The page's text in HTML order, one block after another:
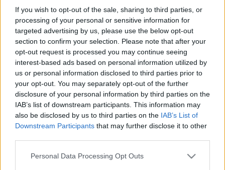
If you wish to opt-out of the sale, sharing to third parties, or
processing of your personal or sensitive information for
targeted advertising by us, please use the below opt-out
section to confirm your selection. Please note that after your
opt-out request is processed you may continue seeing
interest-based ads based on personal information utilized by
us or personal information disclosed to third parties prior to
your opt-out. You may separately opt-out of the further
disclosure of your personal information by third parties on the
IAB’s list of downstream participants. This information may
also be disclosed by us to third parties on the IAB’s List of
Downstream Participants that may further disclose it to other
Please note that this website/app uses one or more Google
Personal Data Processing Opt Outs